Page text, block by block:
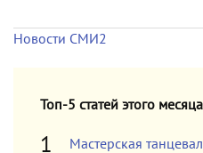
Новости СМИ2
Топ-5 статей этого месяца
Мастерская